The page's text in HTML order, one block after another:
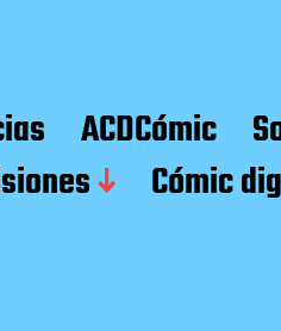
ACDCómic
Cómic